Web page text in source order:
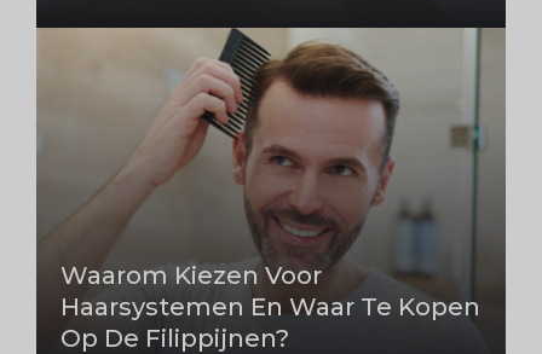
Waarom Kiezen Voor
Haarsystemen En Waar Te Kopen
Op De Filippijnen?